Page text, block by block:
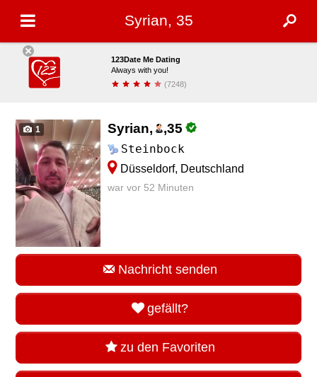
Syrian, 35
123Date Me Dating
Always with you!
(7248)
1
Syrian, ,35
Steinbock
Düsseldorf, Deutschland
war vor 52 Minuten
Nachricht senden
gefällt?
zu den Favoriten